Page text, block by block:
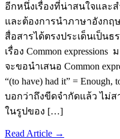
อีกหนึ่งเรื่องที่น่าสนใจและ
และต้องการนำภาษาอังกฤ
สื่อสารได้ตรงประเด็นเป็น
เรื่อง Common
จะขอนำเสนอ Common
“(to have) had it” =
บอกว่าถึงขีดจำกัดแล้ว ไม่
ในรูปของ […]
Read Article →